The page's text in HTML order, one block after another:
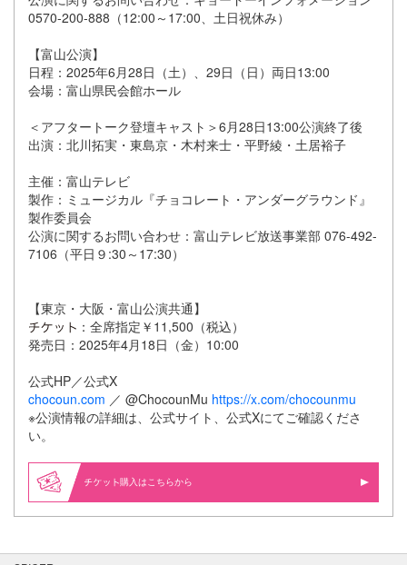
0570-200-888（12:00～17:00、土日祝休み）
【富山公演】
日程：2025年6月28日（土）、29日（日）両日13:00
会場：富山県民会館ホール
＜アフタートーク登壇キャスト＞6月28日13:00公演終了後
出演：北川拓実・東島京・木村来士・平野綾・土居裕子
主催：富山テレビ
製作：ミュージカル『チョコレート・アンダーグラウンド』
製作委員会
公演に関するお問い合わせ：富山テレビ放送事業部 076-492-
7106（平日９:30～17:30）
【東京・大阪・富山公演共通】
：全席指定￥11,500（税込）
発売日：2025年4月18日（金）10:00
公式HP／公式X
chocoun.com ／ @ChocounMu https://x.com/chocounmu
※公演情報の詳細は、公式サイト、公式Xにてご確認くださ
い。
購入はこちらから